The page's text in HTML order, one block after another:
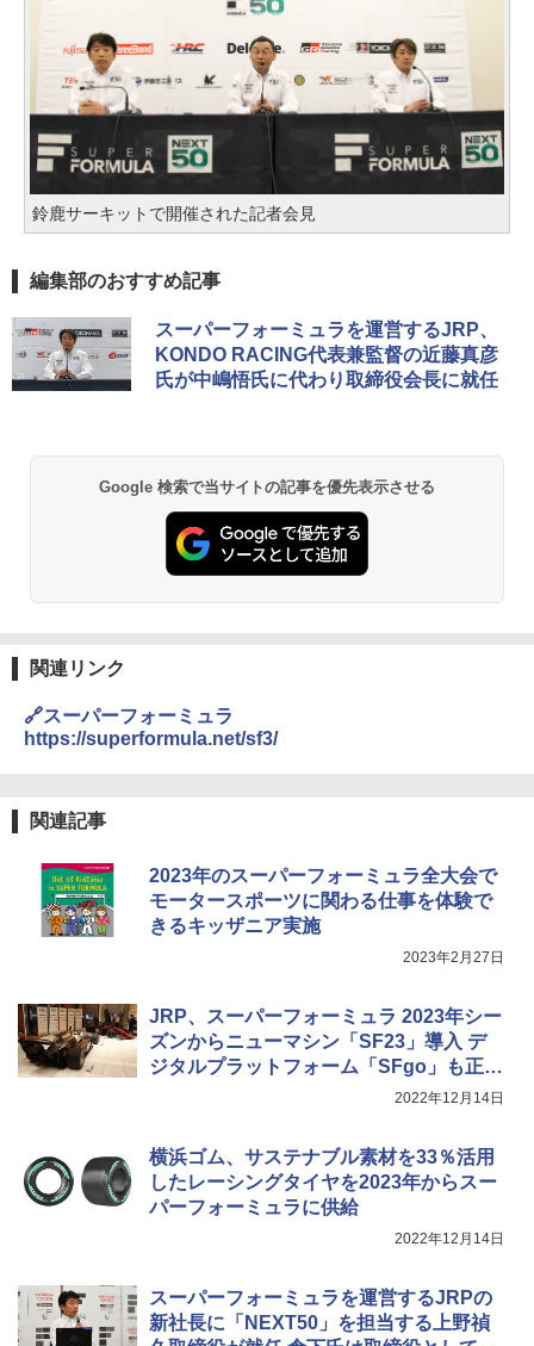
鈴鹿サーキットで開催された記者会見
編集部のおすすめ記事
スーパーフォーミュラを運営するJRP、
KONDO RACING代表兼監督の近藤真彦
氏が中嶋悟氏に代わり取締役会長に就任
Google 検索で当サイトの記事を優先表示させる
関連リンク
🔗スーパーフォーミュラ
https://superformula.net/sf3/
関連記事
2023年のスーパーフォーミュラ全大会で
モータースポーツに関わる仕事を体験で
きるキッザニア実施
2023年2月27日
JRP、スーパーフォーミュラ 2023年シー
ズンからニューマシン「SF23」導入 デ
ジタルプラットフォーム「SFgo」も正式
2022年12月14日
横浜ゴム、サステナブル素材を33％活用
したレーシングタイヤを2023年からスー
パーフォーミュラに供給
2022年12月14日
スーパーフォーミュラを運営するJRPの
新社長に「NEXT50」を担当する上野禎